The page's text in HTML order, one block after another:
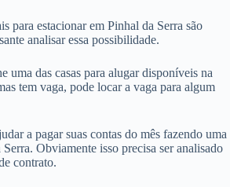
para estacionar em Pinhal da Serra são
analisar essa possibilidade.
uma das casas para alugar disponíveis na
tem vaga, pode locar a vaga para algum
a pagar suas contas do mês fazendo uma
Obviamente isso precisa ser analisado
contrato.